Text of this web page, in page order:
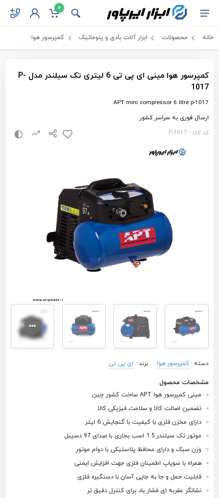
0
خانه محصولات ابزار آلات بادی و پنوماتیک کمپرسور هوا
کمپرسور هوا مینی ای پی تی 6 لیتری تک سیلندر مدل P-
1017
APT mini compressor 6 litre p-1017
ارسال فوری به سراسر کشور
کد کالا : P-1017
دسته :کمپرسور هوا برند : ای پی تی
مشخصات محصول
مینی کمپرسور هوا APT ساخت کشور چین
تضمین اصالت کالا و سلامت فیزیکی کالا
دارای مخزن فلزی با کیفیت با گنجایش 6 لیتر
موتور تک سیلندر 1.5 اسب بخاری با صدای 97 دسیبل
وزن سبک و دارای محافظ پلاستیکی با دوام موتور
همراه با سوپاپ اطمینان فلزی جهت افزایش ایمنی
قابلیت حمل و جا به جایی آسان با دستگیره فلزی
نشانگر عقربه ای فشار باد برای کنترل دقیق تر